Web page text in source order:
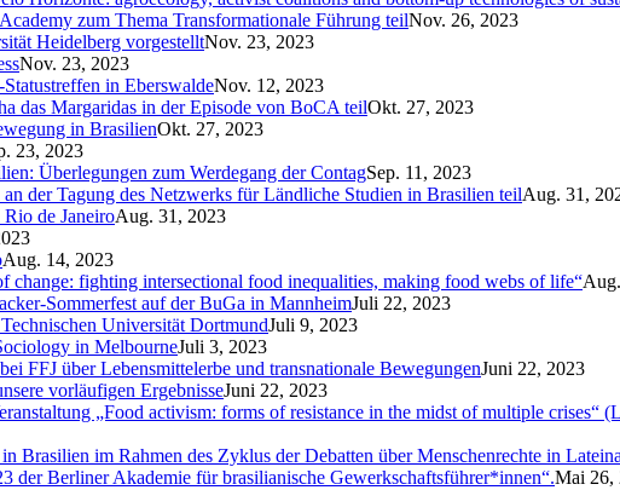
zum Thema Transformationale Führung teilNov. 26, 2023
Heidelberg vorgestelltNov. 23, 2023
Nov. 23, 2023
in EberswaldeNov. 12, 2023
das Margaridas in der Episode von BoCA teilOkt. 27, 2023
in BrasilienOkt. 27, 2023
23, 2023
Überlegungen zum Werdegang der ContagSep. 11, 2023
der Tagung des Netzwerks für Ländliche Studien in Brasilien teilAug. 31,
de JaneiroAug. 31, 2023
Aug. 14, 2023
change: fighting intersectional food inequalities, making food webs of life“
Sommerfest auf der BuGa in MannheimJuli 22, 2023
Universität DortmundJuli 9, 2023
in MelbourneJuli 3, 2023
FFJ über Lebensmittelerbe und transnationale BewegungenJuni 22, 2023
vorläufigen ErgebnisseJuni 22, 2023
„Food activism: forms of resistance in the midst of multiple crises“
Brasilien im Rahmen des Zyklus der Debatten über Menschenrechte in
der Berliner Akademie für brasilianische Gewerkschaftsführer*innen“.Mai 26,